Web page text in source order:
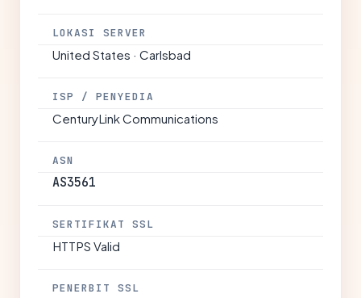
LOKASI SERVER
United States · Carlsbad
ISP / PENYEDIA
CenturyLink Communications
ASN
AS3561
SERTIFIKAT SSL
HTTPS Valid
PENERBIT SSL